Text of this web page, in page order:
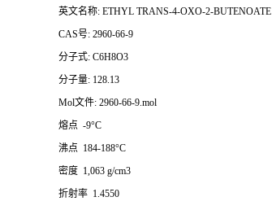
英文名称: ETHYL TRANS-4-OXO-2-BUTENOATE
CAS号: 2960-66-9
分子式: C6H8O3
分子量: 128.13
Mol文件: 2960-66-9.mol
熔点 -9°C
沸点 184-188°C
密度 1,063 g/cm3
折射率 1.4550